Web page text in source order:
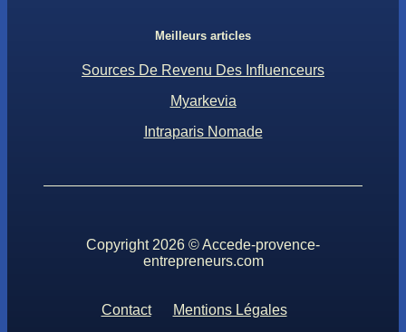
Meilleurs articles
Sources De Revenu Des Influenceurs
Myarkevia
Intraparis Nomade
Copyright 2026 © Accede-provence-
entrepreneurs.com
Contact Mentions Légales